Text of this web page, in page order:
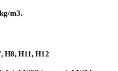
m3.
H8, H11, H12